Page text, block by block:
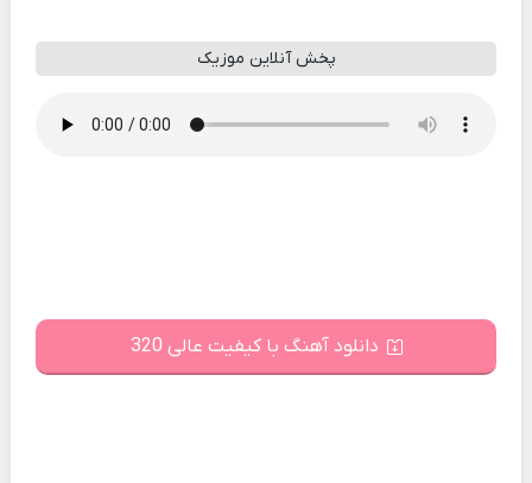
پخش آنلاین موزیک
دانلود آهنگ با کیفیت عالی 320